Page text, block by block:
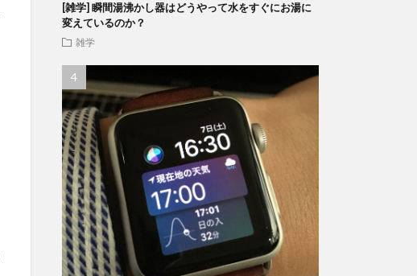
[雑学] 瞬間湯沸かし器はどうやって水をすぐにお湯に
変えているのか？
雑学